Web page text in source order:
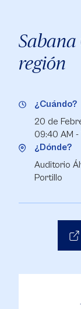
región
¿Cuándo?
20 de
09:40 AM -
¿Dónde?
Auditorio
Portillo